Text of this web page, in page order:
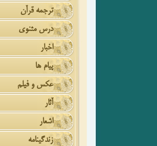
ترجمه قرآن
درس مثنوی
اخبار
پیام ها
عکس و فیلم
آثار
اشعار
زندگینامه